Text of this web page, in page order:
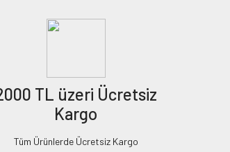
TL üzeri Ücretsiz
Kargo
Tüm Ürünlerde Ücretsiz Kargo